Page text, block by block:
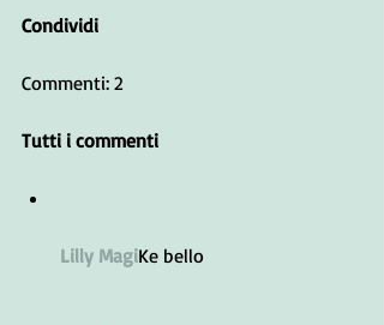
Condividi
Commenti: 2
Tutti i commenti﻿
Lilly MagiKe bello